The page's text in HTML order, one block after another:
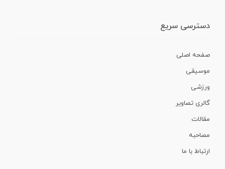
دسترسی سریع
صفحه اصلی
موسیقی
ورزشی
گالری تصاویر
مقالات
مصاحبه
ارتباط با ما